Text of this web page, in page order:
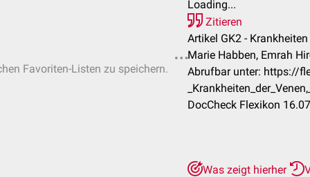
Favoriten-Listen zu speichern.
Loading...
Zitieren
Artikel GK2 -
Marie Habben, Emrah
Abrufbar unter: https://
DocCheck Flexikon
Was zeigt hierher